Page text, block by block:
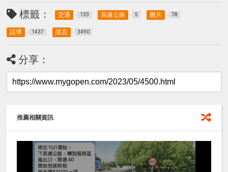
標籤： 交通 133 高速公路 5 圖片 78
誤導 1437 謠言 3490
分享：
推薦相關資訊